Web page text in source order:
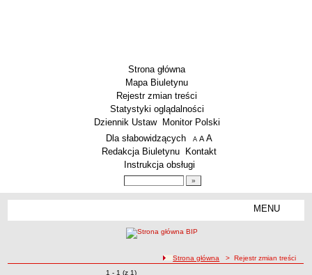
Strona główna
Mapa Biuletynu
Rejestr zmian treści
Statystyki oglądalności
Dziennik Ustaw
Monitor Polski
Menu dodatkowe
Dla słabowidzących A pomniejsz czcionkę
A standardowy rozmiar czcionki
A
Redakcja Biuletynu
Kontakt
Instrukcja obsługi
MENU
ścieżka nawigacji
Strona główna > Rejestr zmian treści
Zmiany o pozycjach
1 - 1 (z 1)